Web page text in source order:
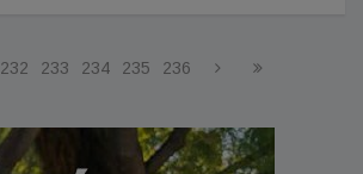
232 233 234 235 236